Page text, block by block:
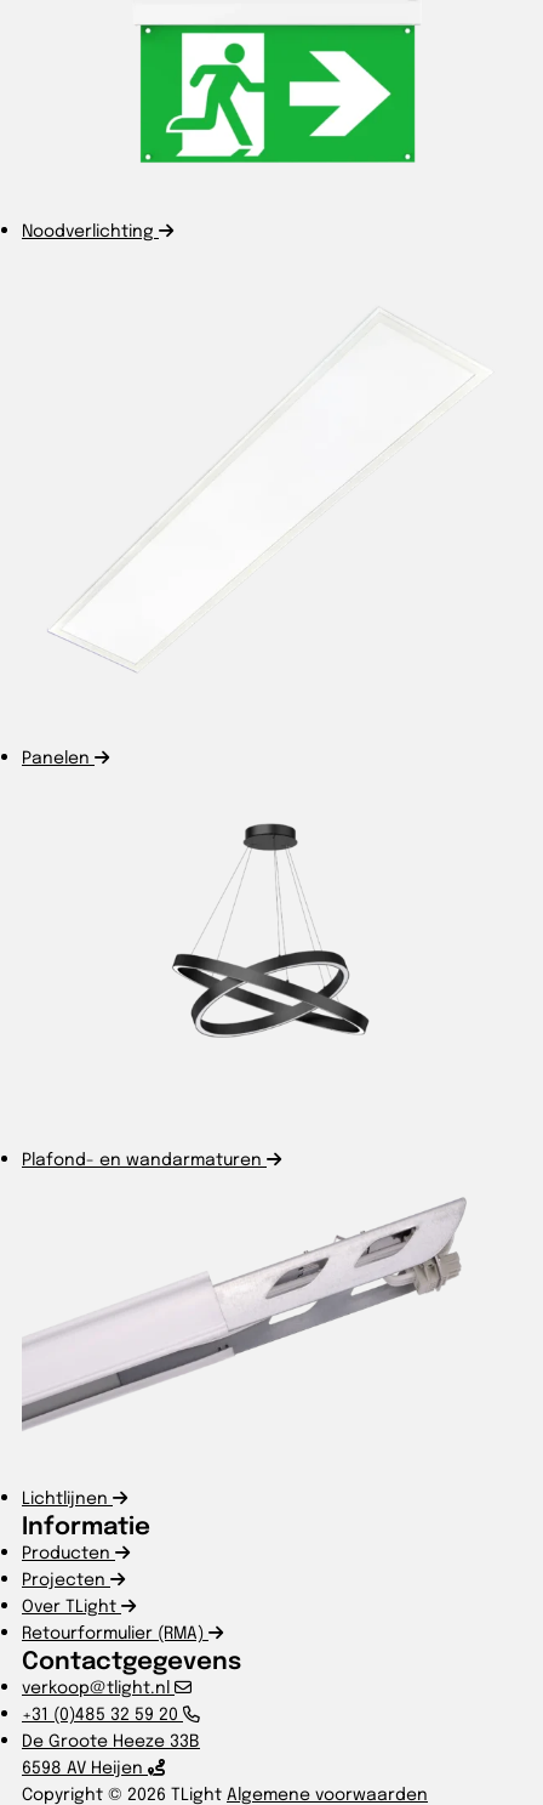
Noodverlichting
Panelen
Plafond- en wandarmaturen
Lichtlijnen
Informatie
Producten
Projecten
Over TLight
Retourformulier (RMA)
Contactgegevens
verkoop@tlight.nl
+31 (0)485 32 59 20
De Groote Heeze 33B
6598 AV Heijen
Copyright © 2026 TLight Algemene voorwaarden